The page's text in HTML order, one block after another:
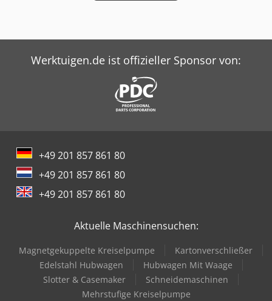
Werktuigen.de ist offizieller Sponsor von:
+49 201 857 861 80
+49 201 857 861 80
+49 201 857 861 80
Aktuelle Maschinensuchen:
Magnetgekuppelte Kreiselpumpe
Kartonverschließer
Edelstahl Hubwagen
Hubwagen Mit Waage
Slotter & Casemaker
Schneidemaschinen
Mehrstufige Kreiselpumpe